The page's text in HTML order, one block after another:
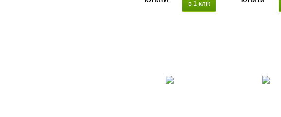
в 1 клік